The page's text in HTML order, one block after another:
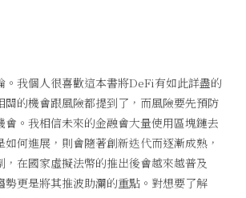
。我個人很喜歡這本書將DeFi有如此詳盡的
關的機會跟風險都提到了，而風險要先預防
會。我相信未來的金融會大量使用區塊鏈去
何進展，則會隨著創新迭代而逐漸成熟，
，在國家虛擬法幣的推出後會越來越普及
勢更是將其推波助瀾的重點。對想要了解